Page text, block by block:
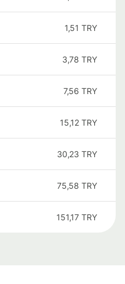
1,51 TRY
3,78 TRY
7,56 TRY
15,12 TRY
30,23 TRY
75,58 TRY
151,17 TRY